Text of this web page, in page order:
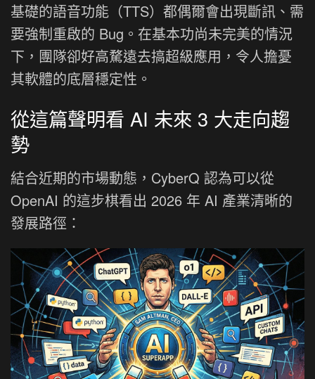
基礎的語音功能（TTS）都偶爾會出現斷訊、需
要強制重啟的 Bug。在基本功尚未完美的情況
下，團隊卻好高騖遠去搞超級應用，令人擔憂
其軟體的底層穩定性。
從這篇聲明看 AI 未來 3 大走向趨
勢
結合近期的市場動態，CyberQ 認為可以從
OpenAI 的這步棋看出 2026 年 AI 產業清晰的
發展路徑：